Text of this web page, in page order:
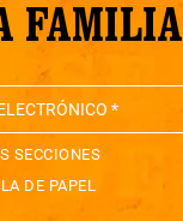
FAMILIA
SECCIONES
DE PAPEL